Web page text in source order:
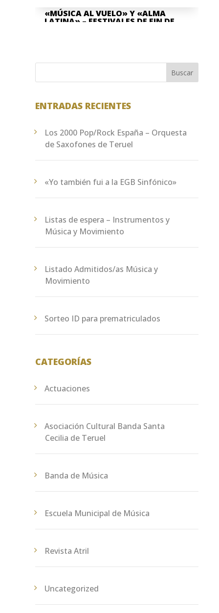
«MÚSICA AL VUELO» Y «ALMA
LATINA» – FESTIVALES DE FIN DE
Escuela Pública de Música "Antón García
Buscar
ENTRADAS RECIENTES
Los 2000 Pop/Rock España – Orquesta
de Saxofones de Teruel
«Yo también fui a la EGB Sinfónico»
Listas de espera – Instrumentos y
Música y Movimiento
Listado Admitidos/as Música y
Movimiento
Sorteo ID para prematriculados
CATEGORÍAS
Actuaciones
Asociación Cultural Banda Santa
Cecilia de Teruel
Banda de Música
Escuela Municipal de Música
Revista Atril
Uncategorized